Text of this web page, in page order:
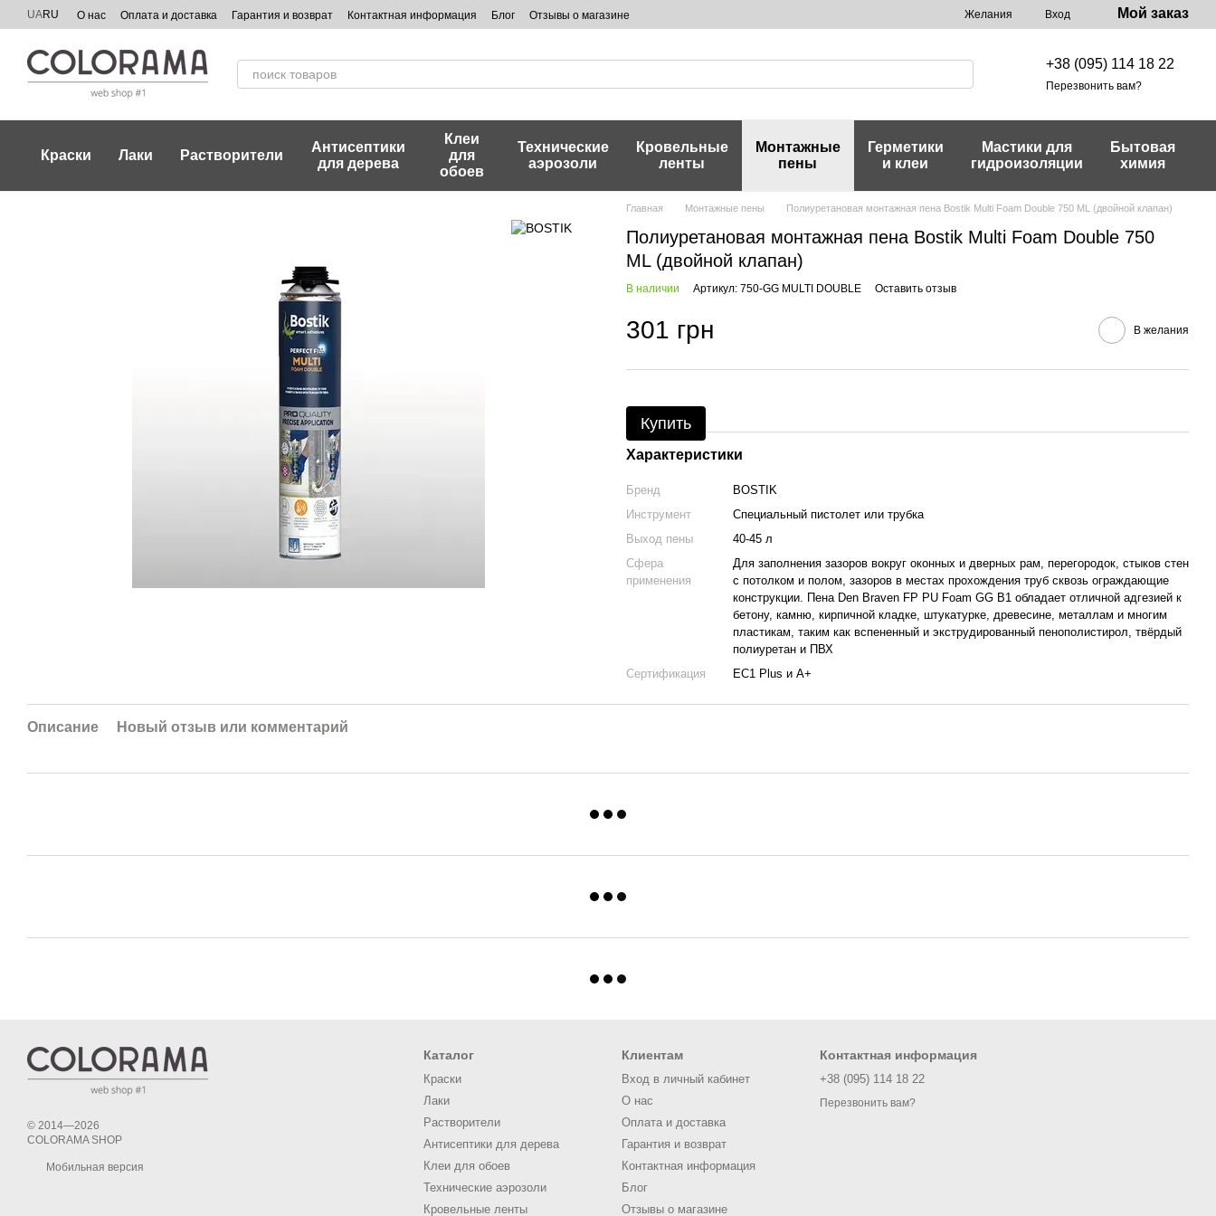
Перейти к основному контенту
UARU О нас Оплата и доставка Гарантия и возврат Контактная информация Блог Отзывы о магазине Желания Вход Мой заказ
+38 (095) 114 18 22
Перезвонить вам?
Краски Лаки Растворители
Антисептики
для дерева
Клеи
для
обоев
Технические
аэрозоли
Кровельные
ленты
Монтажные
пены
Герметики
и клеи
Мастики для
гидроизоляции
Бытовая
химия
Главная Монтажные пены Полиуретановая монтажная пена Bostik Multi Foam Double 750 ML (двойной клапан)
Полиуретановая монтажная пена Bostik Multi Foam Double 750
ML (двойной клапан)
В наличии Артикул: 750-GG MULTI DOUBLE Оставить отзыв
301 грн В желания
Купить
Характеристики
Бренд
BOSTIK
Инструмент
Специальный пистолет или трубка
Выход пены
40-45 л
Сфера
применения
Для заполнения зазоров вокруг оконных и дверных рам, перегородок, стыков стен
с потолком и полом, зазоров в местах прохождения труб сквозь ограждающие
конструкции. Пена Den Braven FP PU Foam GG B1 обладает отличной адгезией к
бетону, камню, кирпичной кладке, штукатурке, древесине, металлам и многим
пластикам, таким как вспененный и экструдированный пенополистирол, твёрдый
полиуретан и ПВХ
Сертификация
EC1 Plus и A+
Описание Новый отзыв или комментарий
© 2014—2026
COLORAMA SHOP
Мобильная версия
Каталог
Краски
Лаки
Растворители
Антисептики для дерева
Клеи для обоев
Технические аэрозоли
Кровельные ленты
Клиентам
Вход в личный кабинет
О нас
Оплата и доставка
Гарантия и возврат
Контактная информация
Блог
Отзывы о магазине
Контактная информация
+38 (095) 114 18 22
Перезвонить вам?